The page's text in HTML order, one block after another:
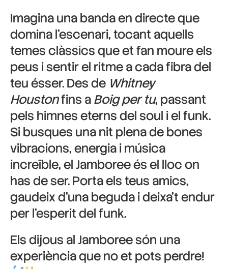
Imagina una banda en directe que
domina l’escenari, tocant aquells
temes clàssics que et fan moure els
peus i sentir el ritme a cada fibra del
teu ésser. Des de Whitney
Houstonfins aBoig per tu, passant
pels himnes eterns del soul i el funk.
Si busques una nit plena de bones
vibracions, energia i música
increïble, el Jamboree és el lloc on
has de ser. Porta els teus amics,
gaudeix d’una beguda i deixa’t endur
per l’esperit del funk.
Els dijous al Jamboree són una
experiència que no et pots perdre!